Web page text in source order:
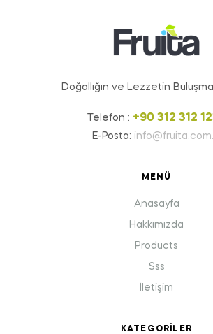
Doğallığın ve Lezzetin
Telefon : +90 312 312
E-Posta:
MENÜ
Anasayfa
Hakkımızda
Products
Sss
İletişim
KATEGORILER